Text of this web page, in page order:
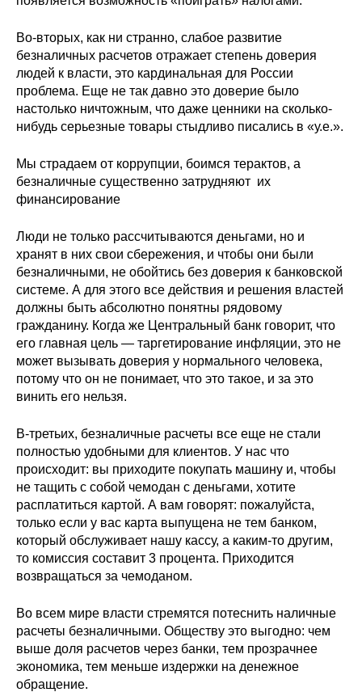
Аспирантура
Об аспирантуре
Поступление
Обучение
Диссертационный совет
О совете
Материалы
Конкурсы и вакансии
Во-вторых, как ни странно, слабое развитие
безналичных расчетов отражает степень доверия
людей к власти, это кардинальная для России
проблема. Еще не так давно это доверие было
настолько ничтожным, что даже ценники на сколько-
нибудь серьезные товары стыдливо писались в «у.е.».
Мы страдаем от коррупции, боимся терактов, а
безналичные существенно затрудняют их
финансирование
Люди не только рассчитываются деньгами, но и
хранят в них свои сбережения, и чтобы они были
безналичными, не обойтись без доверия к банковской
системе. А для этого все действия и решения властей
должны быть абсолютно понятны рядовому
гражданину. Когда же Центральный банк говорит, что
его главная цель — таргетирование инфляции, это не
может вызывать доверия у нормального человека,
потому что он не понимает, что это такое, и за это
винить его нельзя.
В-третьих, безналичные расчеты все еще не стали
полностью удобными для клиентов. У нас что
происходит: вы приходите покупать машину и, чтобы
не тащить с собой чемодан с деньгами, хотите
расплатиться картой. А вам говорят: пожалуйста,
только если у вас карта выпущена не тем банком,
который обслуживает нашу кассу, а каким-то другим,
то комиссия составит 3 процента. Приходится
возвращаться за чемоданом.
Во всем мире власти стремятся потеснить наличные
расчеты безналичными. Обществу это выгодно: чем
выше доля расчетов через банки, тем прозрачнее
экономика, тем меньше издержки на денежное
обращение.